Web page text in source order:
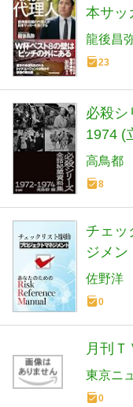
本サッ
龍後昌
23
必殺シ
1974 (
高鳥都
8
チェッ
ジメン
佐野洋
0
月刊
東京ニ
0